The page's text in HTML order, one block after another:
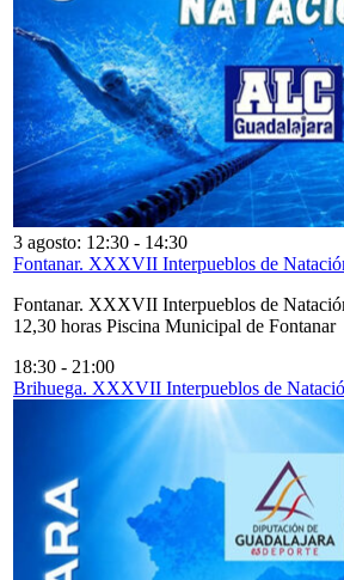
3 agosto: 12:30 - 14:30
Fontanar. XXXVII Interpueblos de
Fontanar. XXXVII Interpueblos de
12,30 horas Piscina Municipal de Fontanar
18:30 - 21:00
Brihuega. XXXVII Interpueblos de